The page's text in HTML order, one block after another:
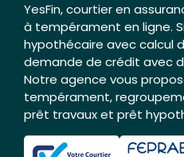
YesFin, courtier en
à tempérament en ligne.
hypothécaire avec calcul
demande de crédit avec
Notre agence vous
tempérament,
prêt travaux et prêt